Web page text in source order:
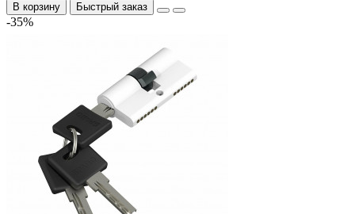
В корзину Быстрый заказ
-35%